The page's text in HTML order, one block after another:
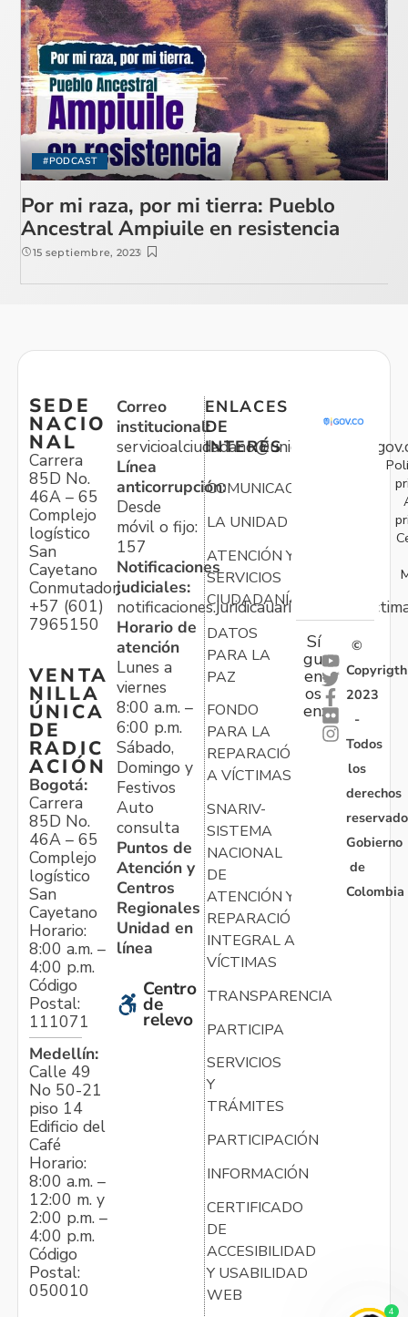
#PODCAST
Por mi raza, por mi tierra: Pueblo
Ancestral Ampiuile en resistencia
15 septiembre, 2023
SEDE
NACIO
NAL
Carrera
85D No.
46A – 65
Complejo
logístico
San
Cayetano
Conmutador:
+57 (601)
7965150
VENTA
NILLA
ÚNICA
DE
RADIC
ACIÓN
Bogotá:
Carrera
85D No.
46A – 65
Complejo
logístico
San
Cayetano
Horario:
8:00 a.m. –
4:00 p.m.
Código
Postal:
111071
Medellín:
Calle 49
No 50-21
piso 14
Edificio del
Café
Horario:
8:00 a.m. –
12:00 m. y
2:00 p.m. –
4:00 p.m.
Código
Postal:
050010
Correo
institucional:
Línea
anticorrupción:
Desde
móvil o fijo:
157
Notificaciones
judiciales:
Horario de
atención
Lunes a
viernes
8:00 a.m. –
6:00 p.m.
Sábado,
Domingo y
Festivos
Auto
consulta
Puntos de
Atención y
Centros
Regionales
Unidad en
línea
Centro
de
relevo
ENLACES
DE
INTERÉS
COMUNICACIONES
LA UNIDAD
ATENCIÓN Y
SERVICIOS
CIUDADANÍA
DATOS
PARA LA
PAZ
FONDO
PARA LA
REPARACIÓN
A VÍCTIMAS
SNARIV-
SISTEMA
NACIONAL
DE
ATENCIÓN Y
REPARACIÓN
INTEGRAL A
VÍCTIMAS
TRANSPARENCIA
PARTICIPA
SERVICIOS
Y
TRÁMITES
PARTICIPACIÓN
INFORMACIÓN
CERTIFICADO
DE
ACCESIBILIDAD
Y USABILIDAD
WEB
Sí
gu
en
os
en:
©
Copyrigth
2023
-
Todos
los
derechos
Gobierno
de
Colombia
4